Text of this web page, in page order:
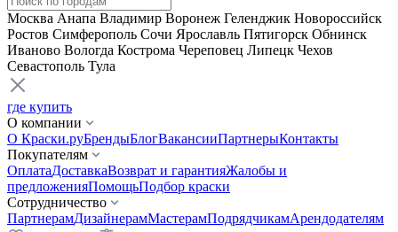
Москва Анапа Владимир Воронеж Геленджик Новороссийск
Ростов Симферополь Сочи Ярославль Пятигорск Обнинск
Иваново Вологда Кострома Череповец Липецк Чехов
Севастополь Тула
где купить
О компании
О Краски.руБрендыБлогВакансииПартнерыКонтакты
Покупателям
ОплатаДоставкаВозврат и гарантияЖалобы и
предложенияПомощьПодбор краски
Сотрудничество
ПартнерамДизайнерамМастерамПодрядчикамАрендодателям